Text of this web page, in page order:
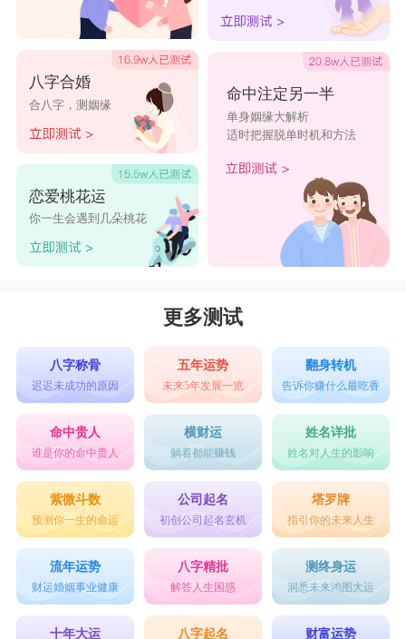
提供什么了不起的创意，但绝对会给予相应的支
持。此外，面对水瓶座心思随风的难测，牛儿对待
她们除了要很有足够耐心和耐力外，还得要懂得欣
赏她们的独特，以实际的行动支持对方的想像。
星座乐原创文章，转载需注明出处
八字合婚
合八字，测姻缘
恋爱桃花运
你一生会遇到几朵桃花
命中注定另一半
单身姻缘大解析
适时把握脱单时机和方法
更多测试
八字称骨
迟迟未成功的原因
五年运势
未来5年发展一览
翻身转机
告诉你赚什么最吃香
命中贵人
谁是你的命中贵人
横财运
躺着都能赚钱
姓名详批
姓名对人生的影响
紫微斗数
预测你一生的命运
公司起名
初创公司起名玄机
塔罗牌
指引你的未来人生
流年运势
财运婚姻事业健康
八字精批
解答人生困惑
测终身运
洞悉未来鸿图大运
十年大运 八字起名 财富运势